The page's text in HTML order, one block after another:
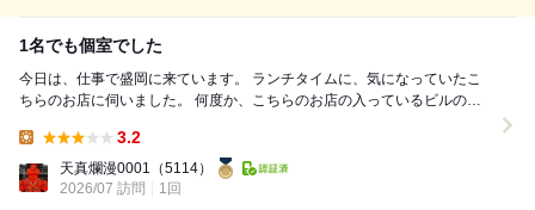
1名でも個室でした
今日は、仕事で盛岡に来ています。 ランチタイムに、気になっていたこ
ちらのお店に伺いました。 何度か、こちらのお店の入っているビルの前
3.2
天真爛漫0001 （5114）
2026/07 訪問
1回